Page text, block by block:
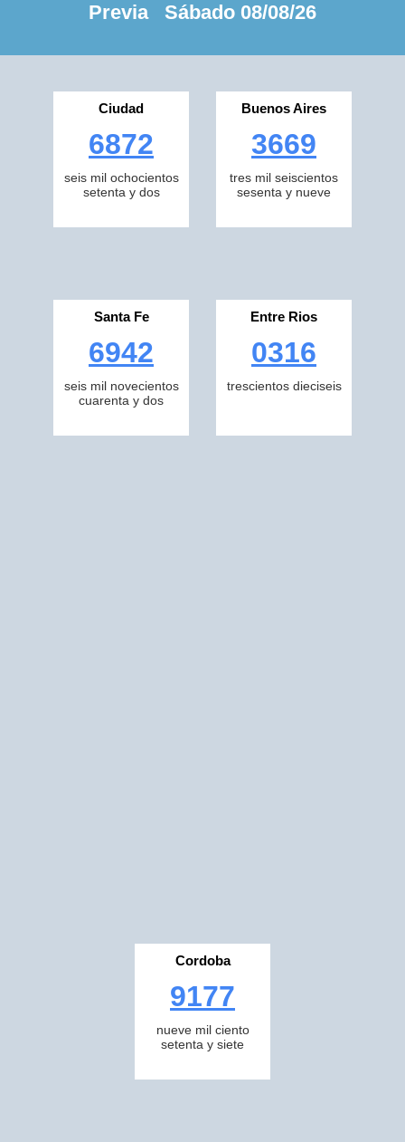
Previa Sábado 08/08/26
Ciudad
6872
seis mil ochocientos
setenta y dos
Buenos Aires
3669
tres mil seiscientos
sesenta y nueve
Santa Fe
6942
seis mil novecientos
cuarenta y dos
Entre Rios
0316
trescientos dieciseis
Cordoba
9177
nueve mil ciento
setenta y siete